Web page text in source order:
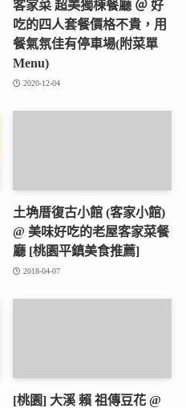
客家菜 超美獨棟餐廳 ＠ 好
吃的四人套餐價格不貴，用
餐氣氛佳有停車場(附菜單
Menu)
2020-12-04
土埆厝復古小館 (客家小館)
@ 美味好吃的老屋客家菜餐
廳 [桃園平鎮美食推薦]
2018-04-07
[桃園] 大溪 賴 祖傳豆花 @